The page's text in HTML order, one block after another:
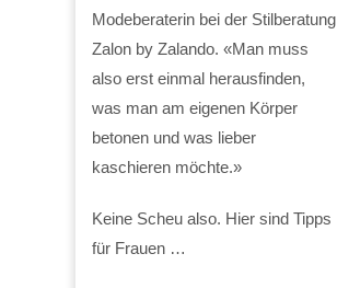
Modeberaterin bei der Stilberatung
Zalon by Zalando. «Man muss
also erst einmal herausfinden,
was man am eigenen Körper
betonen und was lieber
kaschieren möchte.»
Keine Scheu also. Hier sind Tipps
für Frauen …